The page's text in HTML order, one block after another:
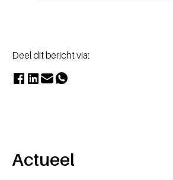
Deel dit bericht via:
Actueel